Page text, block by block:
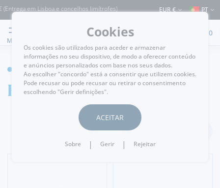
em Lisboa e concelhos limítrofes) ⚠️ Envios para Portugal e para o resto do
EUR € PT
MENU
0
GARRAFEIRA
Espumante
Cookies
Os cookies são utilizados para aceder e armazenar
informações no seu dispositivo, de modo a oferecer conteúdo
e anúncios personalizados com base nos seus dados.
Ao escolher "concordo" está a consentir que utilizem cookies.
Pode recusar ou pode recusar ou retirar o consentimento
escolhendo "Gerir definições".
ACEITAR
Sobre | Gerir | Rejeitar